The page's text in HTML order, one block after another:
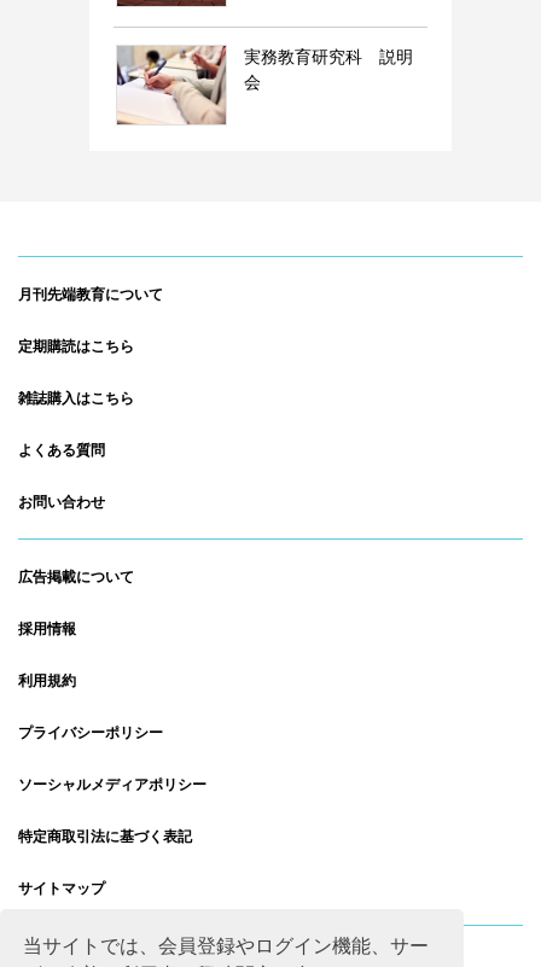
当サイトでは、会員登録やログイン機能、サー
実務教育研究科 説明
会
月刊先端教育について
定期購読はこちら
雑誌購入はこちら
よくある質問
お問い合わせ
広告掲載について
採用情報
利用規約
プライバシーポリシー
ソーシャルメディアポリシー
特定商取引法に基づく表記
サイトマップ